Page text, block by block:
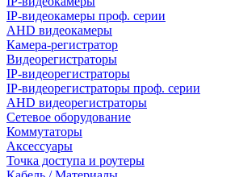
IP-видеокамеры проф. серии
AHD видеокамеры
Камера-регистратор
Видеорегистраторы
IP-видеорегистраторы
IP-видеорегистраторы проф. серии
AHD видеорегистраторы
Сетевое оборудование
Коммутаторы
Аксессуары
Точка доступа и роутеры